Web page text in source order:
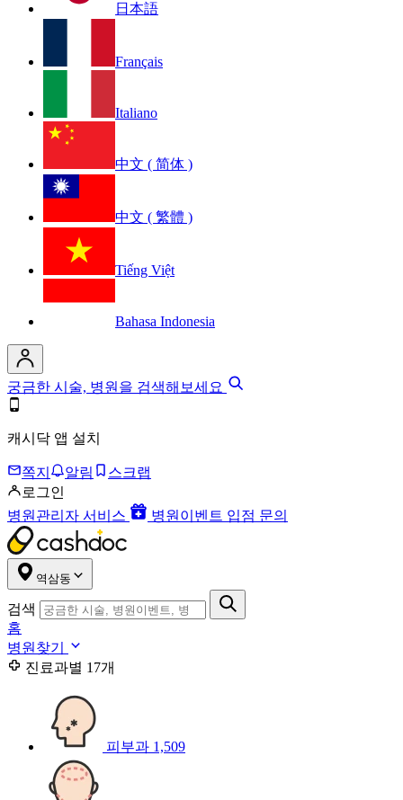
日本語
Français
Italiano
中文 ( 简体 )
中文 ( 繁體 )
Tiếng Việt
Bahasa Indonesia
궁금한 시술, 병원을 검색해보세요
캐시닥 앱 설치
쪽지 알림
스크랩
로그인
병원관리자 서비스
병원이벤트 입점 문의
역삼동
검색
홈
병원찾기
진료과별 17개
피부과 1,509